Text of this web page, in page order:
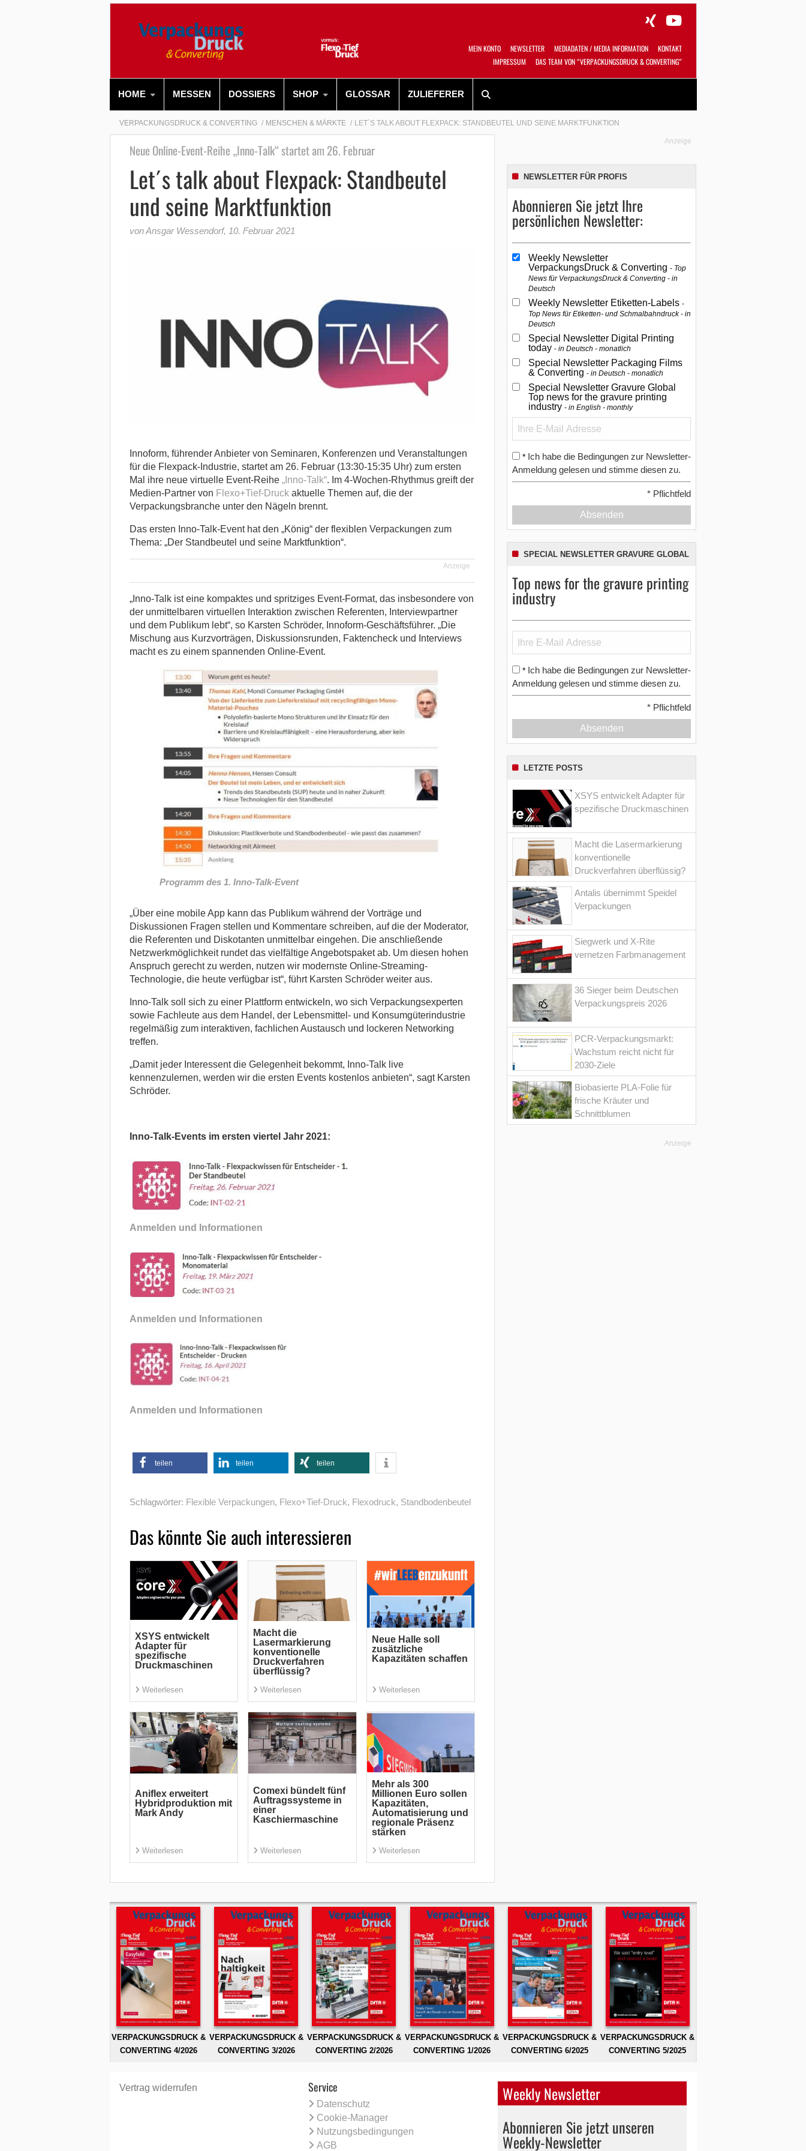
MEIN KONTO NEWSLETTER MEDIADATEN / MEDIA INFORMATION
KONTAKT
IMPRESSUM
DAS TEAM VON “VERPACKUNGSDRUCK & CONVERTING”
HOME MESSEN DOSSIERS SHOP GLOSSAR ZULIEFERER
VERPACKUNGSDRUCK & CONVERTING MENSCHEN & MÄRKTE LET´S TALK ABOUT FLEXPACK: STANDBEUTEL UND SEINE MARKTFUNKTION
Neue Online-Event-Reihe „Inno-Talk“ startet am 26. Februar
Let´s talk about Flexpack: Standbeutel
und seine Marktfunktion
von Ansgar Wessendorf, 10. Februar 2021
Innoform, führender Anbieter von Seminaren, Konferenzen und Veranstaltungen
für die Flexpack-Industrie, startet am 26. Februar (13:30-15:35 Uhr) zum ersten
Mal ihre neue virtuelle Event-Reihe „Inno-Talk“. Im 4-Wochen-Rhythmus greift der
Medien-Partner von Flexo+Tief-Druckaktuelle Themen auf, die der
Verpackungsbranche unter den Nägeln brennt.
Das ersten Inno-Talk-Event hat den „König“ der flexiblen Verpackungen zum
Thema: „Der Standbeutel und seine Marktfunktion“.
Anzeige
„Inno-Talk ist eine kompaktes und spritziges Event-Format, das insbesondere von
der unmittelbaren virtuellen Interaktion zwischen Referenten, Interviewpartner
und dem Publikum lebt“, so Karsten Schröder, Innoform-Geschäftsführer. „Die
Mischung aus Kurzvorträgen, Diskussionsrunden, Faktencheck und Interviews
macht es zu einem spannenden Online-Event.
Programm des 1. Inno-Talk-Event
„Über eine mobile App kann das Publikum während der Vorträge und
Diskussionen Fragen stellen und Kommentare schreiben, auf die der Moderator,
die Referenten und Diskotanten unmittelbar eingehen. Die anschließende
Netzwerkmöglichkeit rundet das vielfältige Angebotspaket ab. Um diesen hohen
Anspruch gerecht zu werden, nutzen wir modernste Online-Streaming-
Technologie, die heute verfügbar ist“, führt Karsten Schröder weiter aus.
Inno-Talk soll sich zu einer Plattform entwickeln, wo sich Verpackungsexperten
sowie Fachleute aus dem Handel, der Lebensmittel- und Konsumgüterindustrie
regelmäßig zum interaktiven, fachlichen Austausch und lockeren Networking
treffen.
„Damit jeder Interessent die Gelegenheit bekommt, Inno-Talk live
kennenzulernen, werden wir die ersten Events kostenlos anbieten“, sagt Karsten
Schröder.
Inno-Talk-Events im ersten viertel Jahr 2021:
Anmelden und Informationen
Anmelden und Informationen
Anmelden und Informationen
teilen teilen teilen
Schlagwörter: Flexible Verpackungen, Flexo+Tief-Druck, Flexodruck, Standbodenbeutel
Das könnte Sie auch interessieren
XSYS entwickelt
Adapter für
spezifische
Druckmaschinen
Weiterlesen
Macht die
Lasermarkierung
konventionelle
Druckverfahren
überflüssig?
Weiterlesen
Neue Halle soll
zusätzliche
Kapazitäten schaffen
Weiterlesen
Aniflex erweitert
Hybridproduktion mit
Mark Andy
Weiterlesen
Comexi bündelt fünf
Auftragssysteme in
einer
Kaschiermaschine
Weiterlesen
Mehr als 300
Millionen Euro sollen
Kapazitäten,
Automatisierung und
regionale Präsenz
stärken
Weiterlesen
Anzeige
NEWSLETTER FÜR PROFIS
Abonnieren Sie jetzt Ihre
persönlichen Newsletter:
Weekly Newsletter
VerpackungsDruck & Converting Top
News für VerpackungsDruck & Converting - in
Deutsch
Weekly Newsletter Etiketten-Labels
Top News für Etiketten- und Schmalbahndruck - in
Deutsch
Special Newsletter Digital Printing
today in Deutsch - monatlich
Special Newsletter Packaging Films
& Converting in Deutsch - monatlich
Special Newsletter Gravure Global
Top news for the gravure printing
industry in English - monthly
* Ich habe die Bedingungen zur Newsletter-
Anmeldung gelesen und stimme diesen zu.
* Pflichtfeld
Absenden
SPECIAL NEWSLETTER GRAVURE GLOBAL
Top news for the gravure printing
industry
* Ich habe die Bedingungen zur Newsletter-
Anmeldung gelesen und stimme diesen zu.
* Pflichtfeld
Absenden
LETZTE POSTS
XSYS entwickelt Adapter für
spezifische Druckmaschinen
Macht die Lasermarkierung
konventionelle
Druckverfahren überflüssig?
Antalis übernimmt Speidel
Verpackungen
Siegwerk und X-Rite
vernetzen Farbmanagement
36 Sieger beim Deutschen
Verpackungspreis 2026
PCR-Verpackungsmarkt:
Wachstum reicht nicht für
2030-Ziele
Biobasierte PLA-Folie für
frische Kräuter und
Schnittblumen
Anzeige
VERPACKUNGSDRUCK &
CONVERTING 4/2026
VERPACKUNGSDRUCK &
CONVERTING 3/2026
VERPACKUNGSDRUCK &
CONVERTING 2/2026
VERPACKUNGSDRUCK &
CONVERTING 1/2026
VERPACKUNGSDRUCK &
CONVERTING 6/2025
VERPACKUNGSDRUCK &
CONVERTING 5/2025
Vertrag widerrufen Service
Datenschutz
Cookie-Manager
Nutzungsbedingungen
AGB
Weekly Newsletter
Abonnieren Sie jetzt unseren
Weekly-Newsletter